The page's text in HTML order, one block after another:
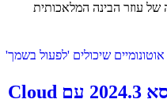
עוזר הבינה המלאכותית
Tableau משחררת את גרסא 2024.3 עם Cloud